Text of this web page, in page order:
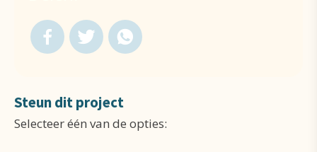
De winkel door te ontwikkelen
gastvrije plek in te richten met
betekenisvolle producten.
op een toegankelijke manier, juist in een
drukke samenleving.
Steun dit project
Selecteer één van de opties: